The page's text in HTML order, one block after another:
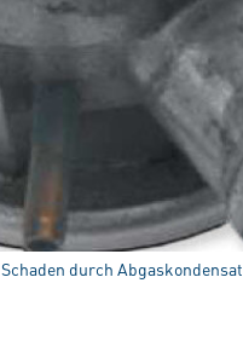
Schaden durch Abgaskondensat